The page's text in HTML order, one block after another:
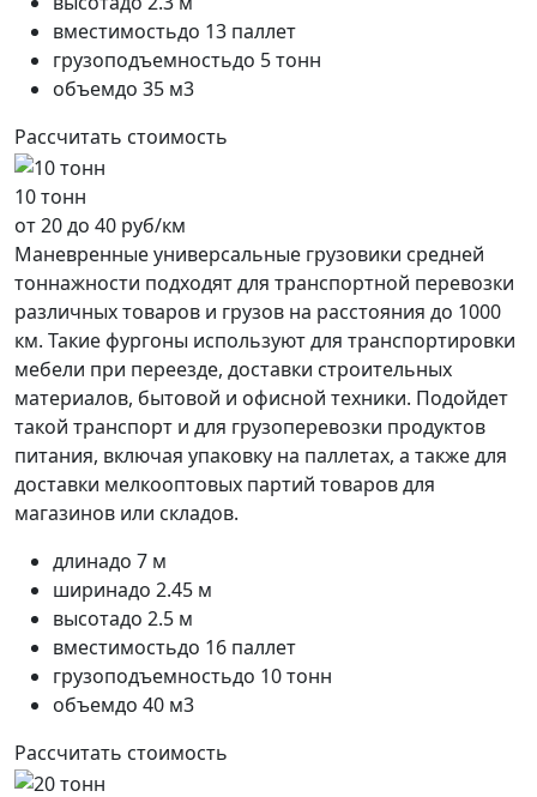
вместимостьдо 13 паллет
грузоподъемностьдо 5 тонн
объемдо 35 м3
Рассчитать стоимость
10 тонн
от 20 до 40 руб/км
Маневренные универсальные грузовики средней
тоннажности подходят для транспортной перевозки
различных товаров и грузов на расстояния до 1000
км. Такие фургоны используют для транспортировки
мебели при переезде, доставки строительных
материалов, бытовой и офисной техники. Подойдет
такой транспорт и для грузоперевозки продуктов
питания, включая упаковку на паллетах, а также для
доставки мелкооптовых партий товаров для
магазинов или складов.
длинадо 7 м
ширинадо 2.45 м
высотадо 2.5 м
вместимостьдо 16 паллет
грузоподъемностьдо 10 тонн
объемдо 40 м3
Рассчитать стоимость